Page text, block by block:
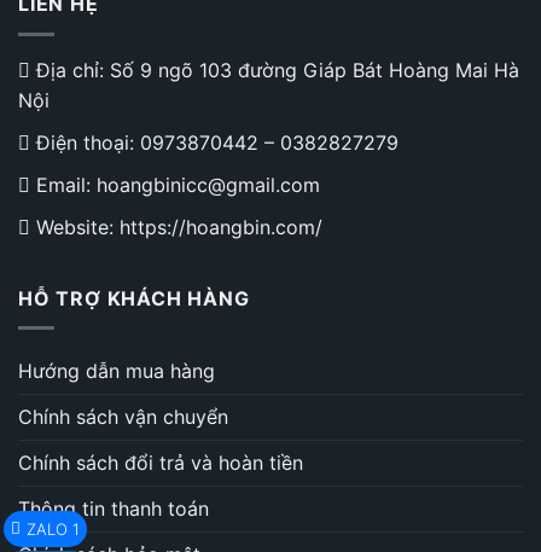
Địa chỉ: Số 9 ngõ 103 đường Giáp Bát Hoàng Mai Hà
Nội
Điện thoại: 0973870442 – 0382827279
Email: hoangbinicc@gmail.com
Website: https://hoangbin.com/
HỖ TRỢ KHÁCH HÀNG
Hướng dẫn mua hàng
Chính sách vận chuyển
Chính sách đổi trả và hoàn tiền
Thông tin thanh toán
ZALO 1